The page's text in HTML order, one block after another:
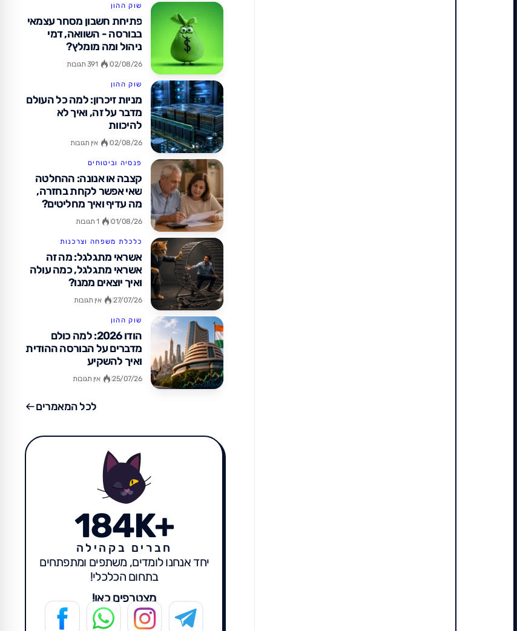
שוק ההון
פתיחת חשבון מסחר עצמאי
בבורסה - השוואה, דמי
ניהול ומה מומלץ?
02/08/26 391 תגובות
שוק ההון
מניות זיכרון: למה כל העולם
מדבר על זה, ואיך לא
להיכוות
02/08/26 אין תגובות
פנסיה וביטוחים
קצבה או אנונה: ההחלטה
שאי אפשר לקחת בחזרה,
מה עדיף ואיך מחליטים?
01/08/26 1 תגובות
כלכלת משפחה וצרכנות
אשראי מתגלגל: מה זה
אשראי מתגלגל, כמה עולה
ואיך יוצאים ממנו?
27/07/26 אין תגובות
שוק ההון
הודו 2026: למה כולם
מדברים על הבורסה ההודית
ואיך להשקיע
25/07/26 אין תגובות
לכל המאמרים
184K+
חברים בקהילה
יחד אנחנו לומדים, משתפים ומתפתחים
בתחום הכלכלי!
מצטרפים כאן!